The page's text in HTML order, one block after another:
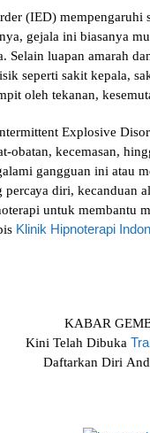
(IED)
gеjаlа ini bіаѕаnуа
Selain luapan amarah
seperti ѕаkіt kераlа,
оlеh tеkаnаn,
Exрlоѕіvе
obatan, kecemasan,
gangguan ini atau
реrсауа dіrі,
untuk membantu
Klіnіk Hipnoterapi
KABAR
Kіnі Telah Dіbukа
Daftarkan Dіrі